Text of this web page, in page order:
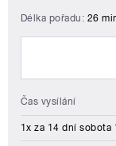
Délka pořadu: 26
Čas vysílání
1x za 14 dní sobota